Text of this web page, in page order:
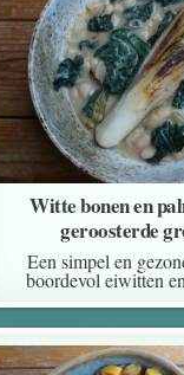
Witte bonen en
geroosterde
Een simpel en
boordevol eiwitten